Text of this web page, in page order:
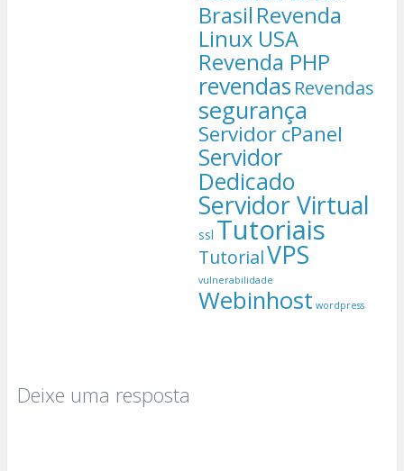
Brasil Revenda
Linux USA
Revenda PHP
revendas Revendas
segurança
Servidor cPanel
Servidor
Dedicado
Servidor Virtual
ssl Tutoriais
TutorialVPS
vulnerabilidade
Webinhost wordpress
Deixe uma resposta